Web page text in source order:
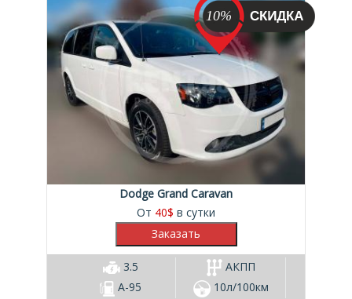
10%
Dodge Grand Caravan
От 40$ в сутки
3.5
АКПП
А-95
10л/100км